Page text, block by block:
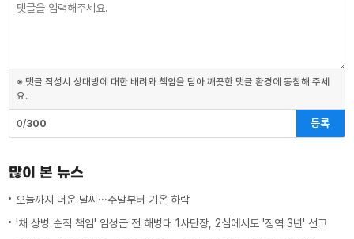
※ 댓글 작성시 상대방에 대한 배려와 책임을 담아 깨끗한 댓글 환경에 동참해 주세
요.
0/300 등록
많이 본 뉴스
오늘까지 더운 날씨···주말부터 기온 하락
'채 상병 순직 책임' 임성근 전 해병대 1사단장, 2심에서도 '징역 3년' 선고